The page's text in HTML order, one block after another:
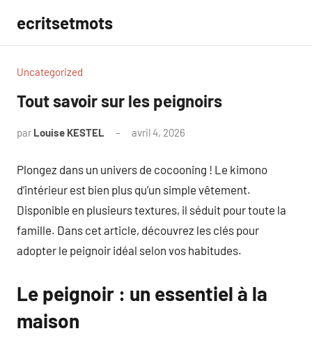
contenu
ecritsetmots
Uncategorized
Tout savoir sur les peignoirs
par Louise KESTEL avril 4, 2026
Plongez dans un univers de cocooning ! Le kimono
d’intérieur est bien plus qu’un simple vêtement.
Disponible en plusieurs textures, il séduit pour toute la
famille. Dans cet article, découvrez les clés pour
adopter le peignoir idéal selon vos habitudes.
Le peignoir : un essentiel à la
maison